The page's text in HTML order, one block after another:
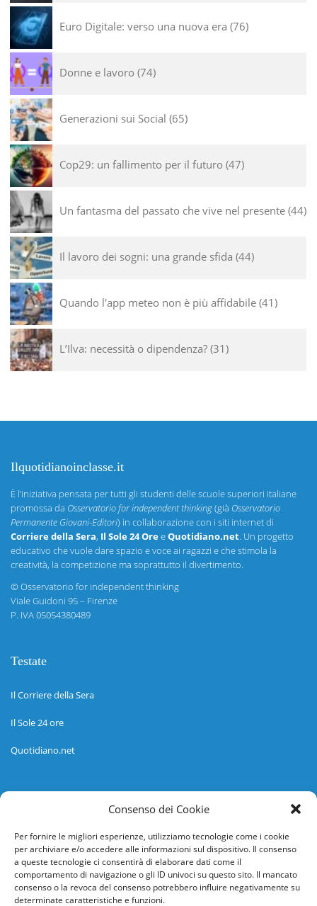
Consenso dei Cookie
Per fornire le migliori esperienze, utilizziamo tecnologie come i cookie
per archiviare e/o accedere alle informazioni sul dispositivo. Il consenso
a queste tecnologie ci consentirà di elaborare dati come il
comportamento di navigazione o gli ID univoci su questo sito. Il mancato
consenso o la revoca del consenso potrebbero influire negativamente su
determinate caratteristiche e funzioni.
Euro Digitale: verso una nuova era 76
Donne e lavoro 74
Generazioni sui Social 65
Cop29: un fallimento per il futuro 47
Un fantasma del passato che vive nel presente 44
Il lavoro dei sogni: una grande sfida 44
Quando l'app meteo non è più affidabile 41
L’Ilva: necessità o dipendenza? 31
Ilquotidianoinclasse.it
È l’iniziativa pensata per tutti gli studenti delle scuole superiori italiane
promossa da Osservatorio for independent thinking(già Osservatorio
Permanente Giovani-Editori) in collaborazione con i siti internet di
Corriere della Sera, Il Sole 24 OreeQuotidiano.net. Un progetto
educativo che vuole dare spazio e voce ai ragazzi e che stimola la
creatività, la competizione ma soprattutto il divertimento.
©Osservatorio for independent thinking
Viale Guidoni 95 – Firenze
P. IVA 05054380489
Testate
Il Corriere della Sera
Il Sole 24 ore
Quotidiano.net
Informazioni
Help desk
Guida rapida